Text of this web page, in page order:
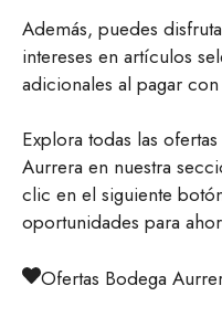
Además, puedes
intereses en artículos
adicionales al pagar
Explora todas las
Aurrera en nuestra
clic en el siguiente
oportunidades para
Ofertas Bodega